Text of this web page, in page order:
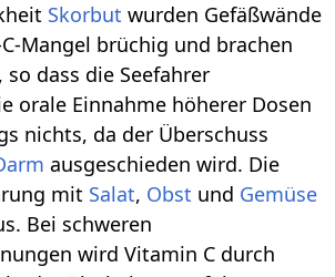
Skorbut wurden Gefäßwände
Mangel brüchig und brachen
dass die Seefahrer
orale Einnahme höherer Dosen
nichts, da der Überschuss
ausgeschieden wird. Die
mit Salat, Obst und Gemüse
Bei schweren
wird Vitamin C durch